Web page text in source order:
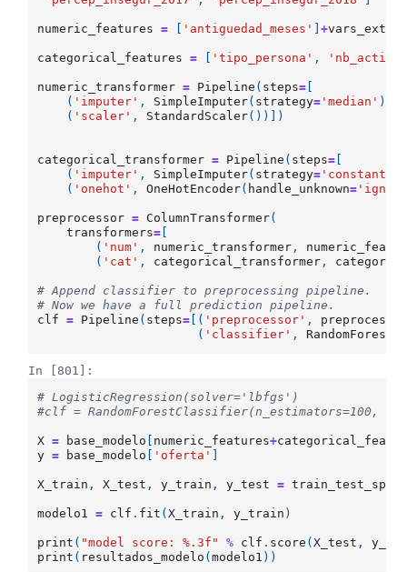
numeric_features = 'antiguedad_meses' ]+
categorical_features = 'tipo_persona' ,
numeric_transformer = Pipeline ( steps=
( 'imputer' , SimpleImputer( strategy= 'median' )),
( 'scaler' , StandardScaler())])
categorical_transformer = Pipeline ( steps=
( 'imputer' , SimpleImputer( strategy= 'constant'
( 'onehot' , OneHotEncoder( handle_unknown=
preprocessor = ColumnTransformer(
transformers=
( 'num' , numeric_transformer ,
( 'cat' , categorical_transformer ,
# Append classifier to preprocessing pipeline.
# Now we have a full prediction pipeline.
clf
= Pipeline ( steps= [( 'preprocessor' ,
( 'classifier' ,
In [801]:
# LogisticRegression(solver='lbfgs')
#clf = RandomForestClassifier(n_estimators=100,
X = base_modelo numeric_features+
y = base_modelo 'oferta'
X_train , X_test , y_train , y_test =
modelo1 = clf . fit (X_train , y_train )
print ( "model score: %.3f " % clf . score (X_test ,
print ( resultados_modelo (modelo1 ))